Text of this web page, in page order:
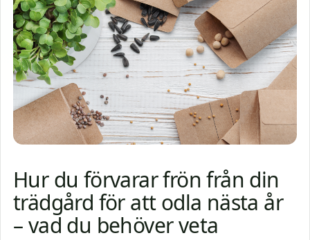
Hur du förvarar frön från din
trädgård för att odla nästa år
– vad du behöver veta